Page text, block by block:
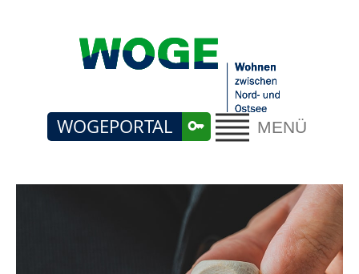
MENÜ
WOGEPORTAL